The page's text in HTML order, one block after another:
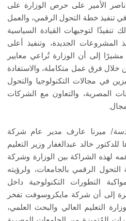
الأمير على حرص الوزارة على
تنفيذ خطة التحول الرقمي، والعمل
تنفيذًا لتوجيهات القيادة السياسية
المشروعات الجديدة، وتنفيذ أعلى
مشيرًا إلى أن الوزارة تُراعي معايير
خلال فرق عمل متكاملة، والاستفادة
في مجالات التكنولوجيا والتحول
المصرية، والتعاون مع الشركات
ميرنا عارف مدير عام شركة
خالد عبدالغفار وزير التعليم
لهذه الشراكة بين الوزارة وشركة
الرقمي بالجامعات، ولرؤيته
التطورات التكنولوجية داخل
إلى أن شركة مايكروسوفت تفخر
التعليم العالي والبحث العلمي،